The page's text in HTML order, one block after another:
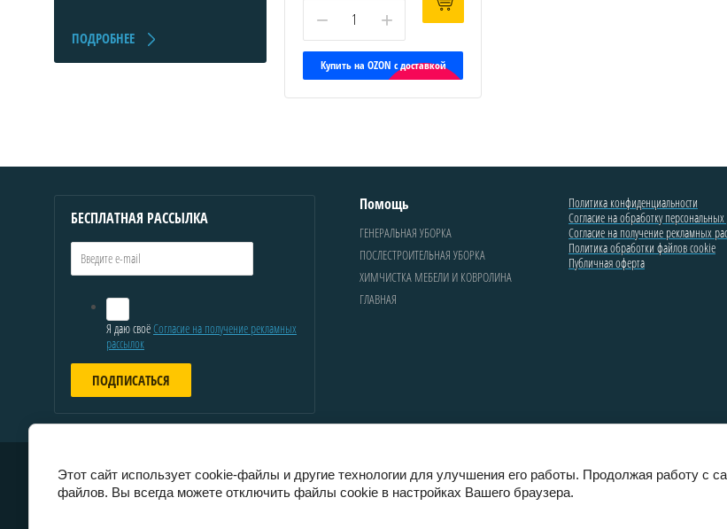
ПОДРОБНЕЕ
− +
Купить на OZON с доставкой
БЕСПЛАТНАЯ РАССЫЛКА
Я даю своёСогласие на получение рекламных
рассылок
ПОДПИСАТЬСЯ
Помощь
ГЕНЕРАЛЬНАЯ УБОРКА
ПОСЛЕСТРОИТЕЛЬНАЯ УБОРКА
ХИМЧИСТКА МЕБЕЛИ И КОВРОЛИНА
ГЛАВНАЯ
Политика конфиденциальности
Согласие на обработку
Согласие на получение рекламных
Политика обработки файлов cookie
Публичная оферта
CleanNow - мир профессиональной уборки и клининг
Этот сайт использует cookie-файлы и другие технологии для улучшения его работы. Продолжая работу с
файлов. Вы всегда можете отключить файлы cookie в настройках Вашего браузера.